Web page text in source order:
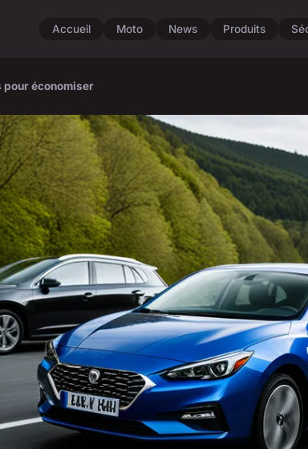
Accueil Moto News Produits
pour économiser